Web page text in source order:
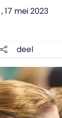
, 17 mei 2023
deel